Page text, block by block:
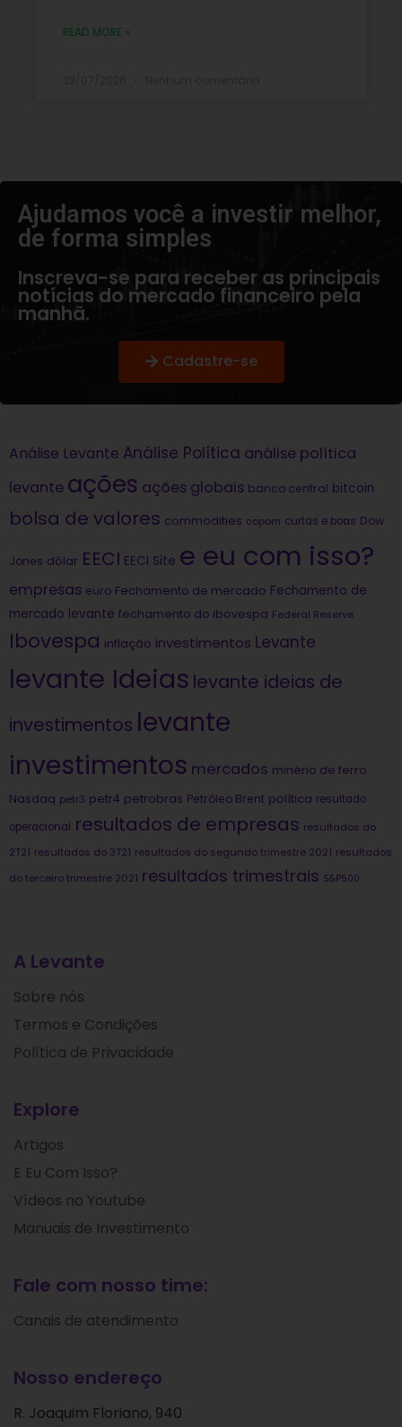
READ MORE »
Ajudamos você a investir melhor,
de forma simples​
Inscreva-se para receber as principais
notícias do mercado financeiro pela
manhã.
Cadastre-se
Análise Levante Análise Política análise política
levante ações ações globais banco central bitcoin
bolsa de valores commodities copom curtas e boas Dow
Jones dólar EECI EECI Site e eu com isso?
empresas euro Fechamento de mercado Fechamento de
mercado levante fechamento do ibovespa Federal Reserve
Ibovespa inflação investimentos Levante
levante Ideias levante ideias de
investimentos levante
investimentos mercados minério de ferro
Nasdaq petr3 petr4 petrobras Petróleo Brent política resultado
operacional resultados de empresas resultados do
2T21 resultados do 3T21 resultados do segundo trimestre 2021 resultados
do terceiro trimestre 2021 resultados trimestrais S&P500
A Levante
Sobre nós
Termos e Condições
Política de Privacidade
Explore
Artigos
E Eu Com Isso?
Vídeos no Youtube
Manuais de Investimento
Fale com nosso time:
Canais de atendimento
Nosso endereço
R. Joaquim Floriano, 940